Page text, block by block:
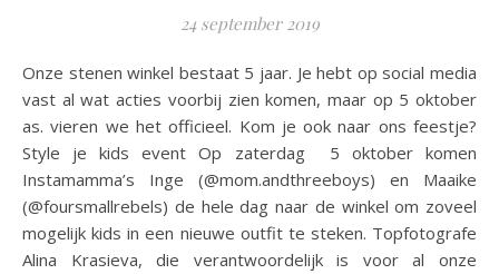
24 september 2019
Onze stenen winkel bestaat 5 jaar. Je hebt op social media
vast al wat acties voorbij zien komen, maar op 5 oktober
as. vieren we het officieel. Kom je ook naar ons feestje?
Style je kids event Op zaterdag 5 oktober komen
Instamamma’s Inge (@mom.andthreeboys) en Maaike
(@foursmallrebels) de hele dag naar de winkel om zoveel
mogelijk kids in een nieuwe outfit te steken. Topfotografe
Alina Krasieva, die verantwoordelijk is voor al onze